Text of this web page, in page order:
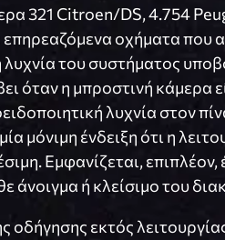
321 Citroen/DS, 4.754
οχήματα που
λυχνία του συστήματος
όταν η μπροστινή κάμερα
λυχνία στον
μόνιμη ένδειξη ότι η
Εμφανίζεται,
άνοιγμα ή κλείσιμο του
εκτός